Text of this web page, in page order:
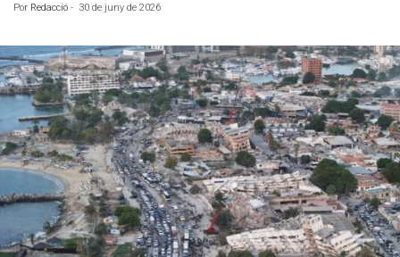
Por Redacció - 30 de juny de 2026